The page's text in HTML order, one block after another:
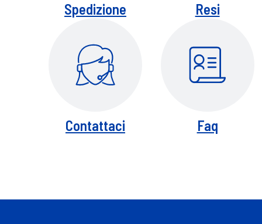
Spedizione Resi
Contattaci Faq